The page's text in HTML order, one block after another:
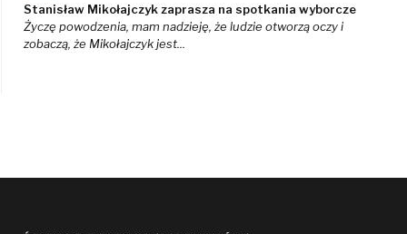
Stanisław Mikołajczyk zaprasza na spotkania wyborcze
Życzę powodzenia, mam nadzieję, że ludzie otworzą oczy i
zobaczą, że Mikołajczyk jest...